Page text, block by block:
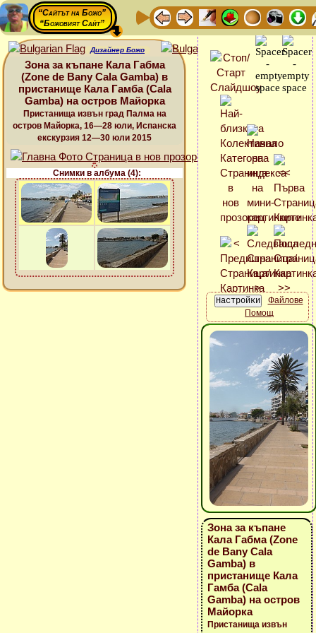
“Сайтът на Божо”
“Божовият Сайт”
Дизайнер Божо
Зона за къпане Кала Габма
(Zone de Bany Cala Gamba) в
пристанище Кала Гамба (Cala
Gamba) на остров Майорка
Пристанища извън град Палма на
остров Майорка, 16—28 юли, Испанска
екскурзия 12—30 юли 2015
Снимки в албума (4):
Файлове
Помощ
Зона за къпане
Кала Габма (Zone
de Bany Cala
Gamba) в
пристанище Кала
Гамба (Cala
Gamba) на остров
Майорка
Пристанища извън